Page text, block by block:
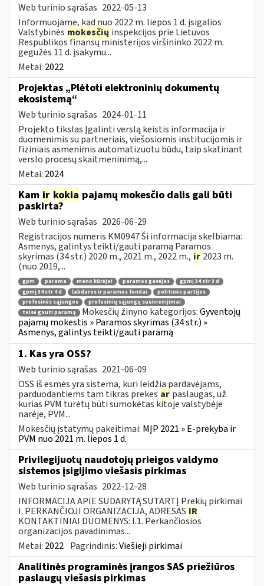
Web turinio sąrašas 2022-05-13
Informuojame, kad nuo 2022 m. liepos 1 d. įsigalios
Valstybinės mokesčių inspekcijos prie Lietuvos
Respublikos finansų ministerijos viršininko 2022 m.
gegužės 11 d. įsakymu...
Metai: 2022
Projektas „Plėtoti elektroninių dokumentų
ekosistemą“
Web turinio sąrašas 2024-01-11
Projekto tikslas Įgalinti verslą keistis informacija ir
duomenimis su partneriais, viešosiomis institucijomis ir
fiziniais asmenimis automatizuotu būdu, taip skatinant
verslo procesų skaitmeninimą,...
Metai: 2024
Kam ir kokia pajamų mokesčio dalis gali būti
paskirta?
Web turinio sąrašas 2026-06-29
Registracijos numeris KM0947 Ši informacija skelbiama:
Asmenys, galintys teikti/gauti paramą Paramos
skyrimas (34 str.) 2020 m., 2021 m., 2022 m., ir 2023 m.
(nuo 2019,...
gpm parama meno kūrėjai paramos gavėjas
gpmį 34 str 3 d
gpmį 34 str 4 d
labdaros ir paramos fondai
politinės partijos
profesinės sąjungos
profesinių sąjungų susivienijimai
teisė gauti paramą
Mokesčių žinyno kategorijos:Gyventojų
pajamų mokestis » Paramos skyrimas (34 str.) »
Asmenys, galintys teikti/gauti paramą
1. Kas yra OSS?
Web turinio sąrašas 2021-06-09
OSS iš esmės yra sistema, kuri leidžia pardavėjams,
parduodantiems tam tikras prekes ar paslaugas, už
kurias PVM turėtų būti sumokėtas kitoje valstybėje
narėje, PVM...
Mokesčių įstatymų pakeitimai: MĮP 2021 » E-prekyba ir
PVM nuo 2021 m. liepos 1 d.
Privilegijuotų naudotojų prieigos valdymo
sistemos įsigijimo viešasis pirkimas
Web turinio sąrašas 2022-12-28
INFORMACIJA APIE SUDARYTĄ SUTARTĮ Prekių pirkimai
I. PERKANČIOJI ORGANIZACIJA, ADRESAS IR
KONTAKTINIAI DUOMENYS: I.1. Perkančiosios
organizacijos pavadinimas...
Metai: 2022 Pagrindinis:Viešieji pirkimai
Analitinės programinės įrangos SAS priežiūros
paslaugų viešasis pirkimas